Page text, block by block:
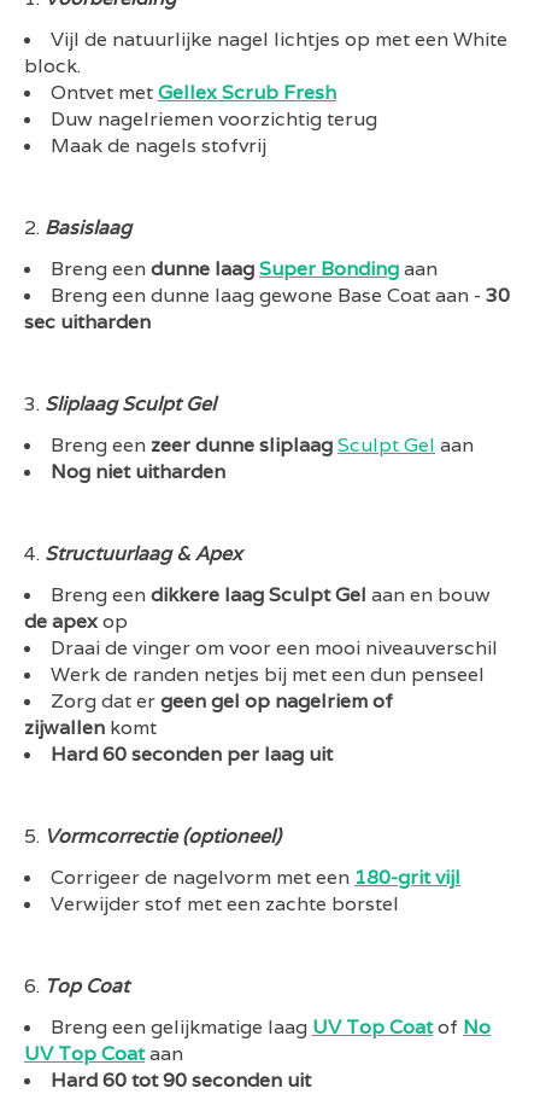
Vijl de natuurlijke nagel lichtjes op met een White
block.
Ontvet metGellex Scrub Fresh
Duw nagelriemen voorzichtig terug
Maak de nagels stofvrij
Basislaag
Breng eendunne laagSuper Bondingaan
Breng een dunne laag gewone Base Coat aan - 30
sec uitharden
Sliplaag Sculpt Gel
Breng een zeer dunne sliplaagSculpt Gel aan
Nog niet uitharden
Structuurlaag & Apex
Breng eendikkere laag Sculpt Gel aan en bouw
de apexop
Draai de vinger om voor een mooi niveauverschil
Werk de randen netjes bij met een dun penseel
Zorg dat ergeen gel op nagelriem of
zijwallen komt
Hard 60 seconden per laag uit
Vormcorrectie (optioneel)
Corrigeer de nagelvorm met een 180-grit vijl
Verwijder stof met een zachte borstel
Top Coat
Breng een gelijkmatige laag UV Top Coatof No
UV Top Coataan
Hard 60 tot 90 seconden uit